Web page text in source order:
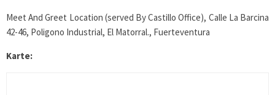
Meet And Greet Location (served By Castillo Office), Calle La Barcina
42-46, Poligono Industrial, El Matorral., Fuerteventura
Karte: